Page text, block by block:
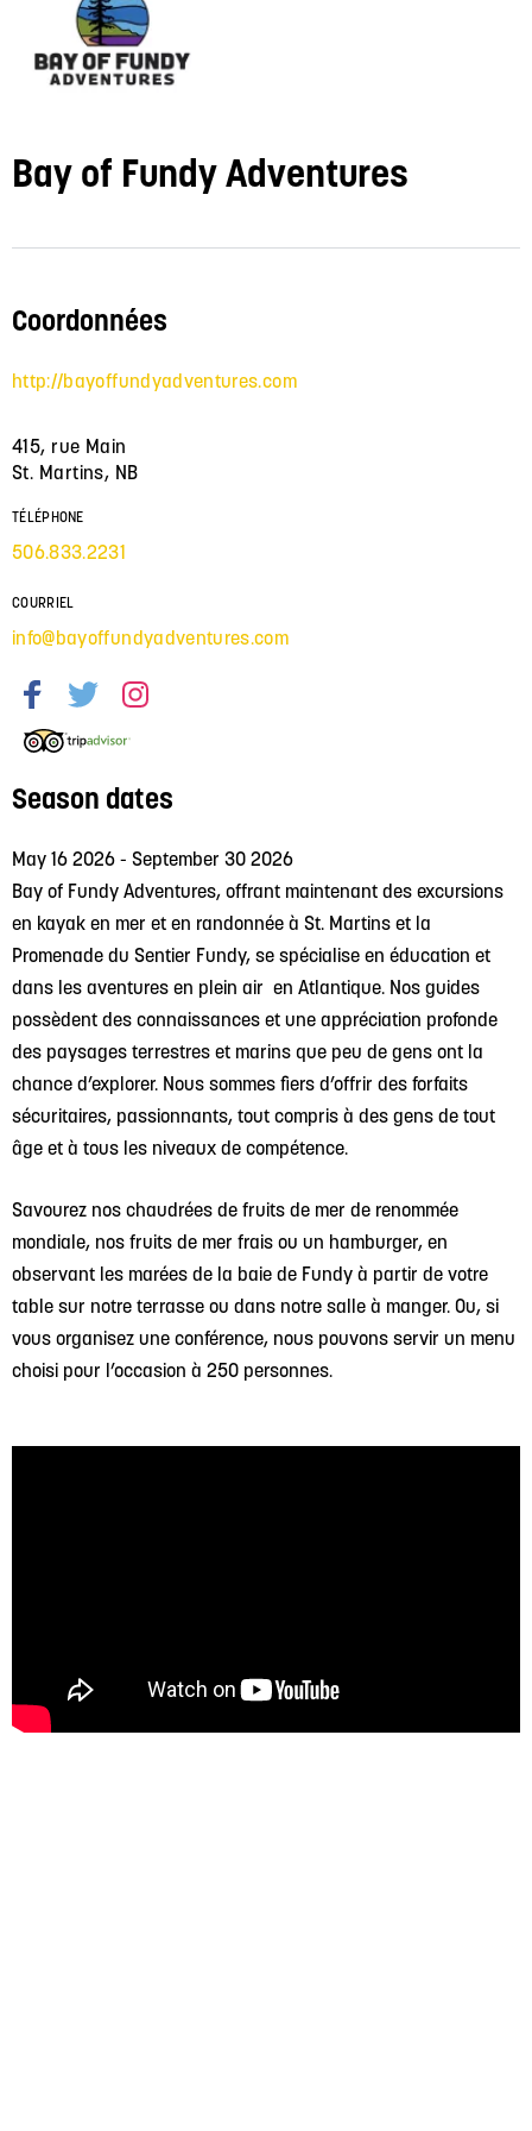
Bay of Fundy Adventures
Bay of Fundy Adventures, offrant maintenant des excursions
en kayak en mer et en randonnée à St. Martins et la
Promenade du Sentier Fundy, se spécialise en éducation et
dans les aventures en plein air en Atlantique. Nos guides
possèdent des connaissances et une appréciation profonde
des paysages terrestres et marins que peu de gens ont la
chance d’explorer. Nous sommes fiers d’offrir des forfaits
sécuritaires, passionnants, tout compris à des gens de tout
âge et à tous les niveaux de compétence.
Savourez nos chaudrées de fruits de mer de renommée
mondiale, nos fruits de mer frais ou un hamburger, en
observant les marées de la baie de Fundy à partir de votre
table sur notre terrasse ou dans notre salle à manger. Ou, si
vous organisez une conférence, nous pouvons servir un menu
choisi pour l’occasion à 250 personnes.
Coordonnées
http://bayoffundyadventures.com
415, rue Main
St. Martins, NB
TÉLÉPHONE
506.833.2231
COURRIEL
info@bayoffundyadventures.com
Season dates
May 16 2026 - September 30 2026